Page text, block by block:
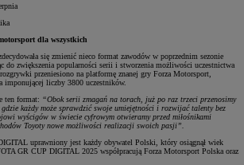
dla wszystkich
się zmienić nieco format zawodów w poprzednim sezonie
do zwiększenia popularności serii i stworzenia możliwości uczestnictwa
przeniesiono na platformę znanej gry Forza Motorsport,
imponującej liczby 3800 uczestników.
ten format: “Obok serii zmagań na torach, już po raz trzeci przenosimy
każdy może sprawdzić swoje umiejętności i rozwijać talenty bez
wyścigów w świecie cyfrowym otwieramy przed miłośnikami
Toyoty nowe możliwości realizacji swoich pasji”.
uprawniony jest każdy obywatel Polski, który osiągnął wiek
GR CUP DIGITAL 2025 współpracują Forza Motorsport Polska oraz